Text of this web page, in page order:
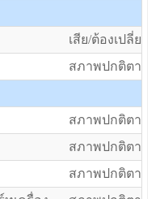
เสีย/ต้องเปลี่ยน
สภาพปกติตาม
สภาพปกติตาม
สภาพปกติตาม
สภาพปกติตาม